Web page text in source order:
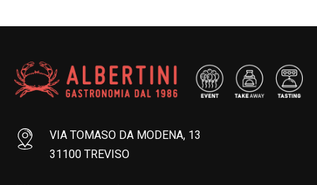
VIA TOMASO DA MODENA, 13
31100 TREVISO